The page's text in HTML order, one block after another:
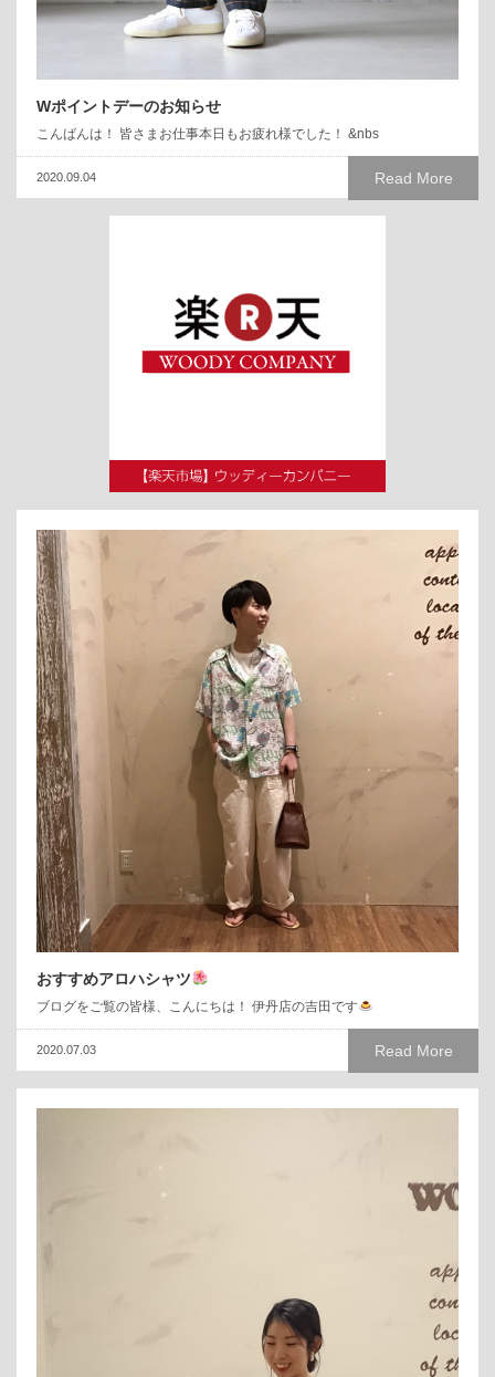
Wポイントデーのお知らせ
こんばんは！ 皆さまお仕事本日もお疲れ様でした！ &nbs
Read More
2020.09.04
おすすめアロハシャツ
ブログをご覧の皆様、こんにちは！ 伊丹店の吉田です
Read More
2020.07.03